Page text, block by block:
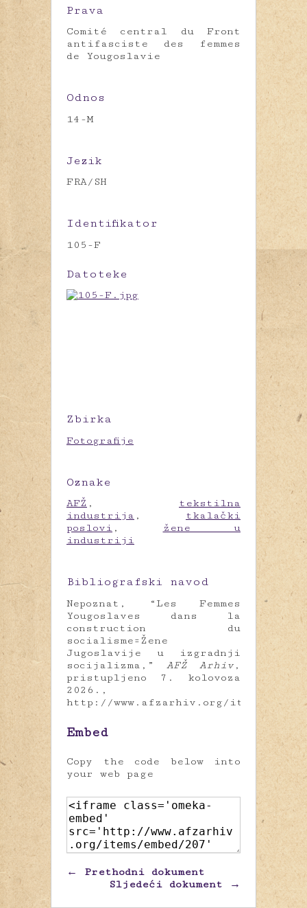
Prava
Comité central du Front
antifasciste des femmes
de Yougoslavie
Odnos
14-M
Jezik
FRA/SH
Identifikator
105-F
Datoteke
Zbirka
Fotografije
Oznake
AFŽ , tekstilna
industrija , tkalački
poslovi ,
žene u
industriji
Bibliografski navod
Nepoznat, “Les Femmes
Yougoslaves dans la
construction du
socialisme=Žene
Jugoslavije u izgradnji
socijalizma,” AFŽ Arhiv ,
pristupljeno 7. kolovoza
2026.,
http://www.afzarhiv.org/items/show/
Embed
Copy the code below into
your web page
← Prethodni dokument
Sljedeći dokument →